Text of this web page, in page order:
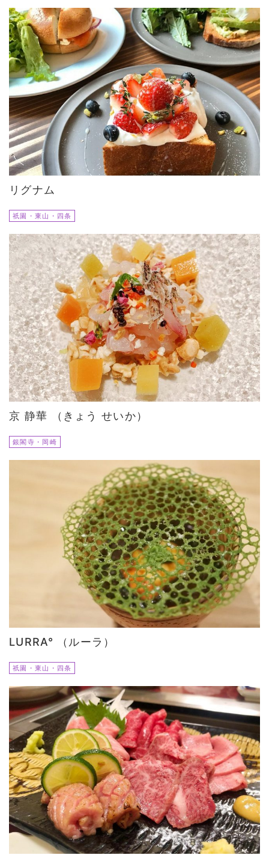
リグナム
祇園・東山・四条
京 静華 （きょう せいか）
銀閣寺・岡崎
LURRA° （ルーラ）
祇園・東山・四条